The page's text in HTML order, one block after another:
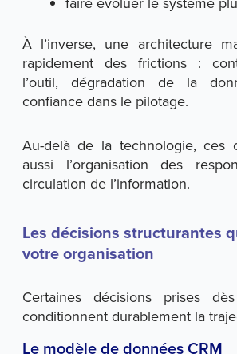
À l’inverse, une architecture
rapidement des frictions :
l’outil, dégradation de la
confiance dans le pilotage.
Au-delà de la technologie, ces
aussi l’organisation des
circulation de l’information.
Les décisions structurantes
votre organisation
Certaines décisions prises
conditionnent durablement la
Le modèle de données CRM